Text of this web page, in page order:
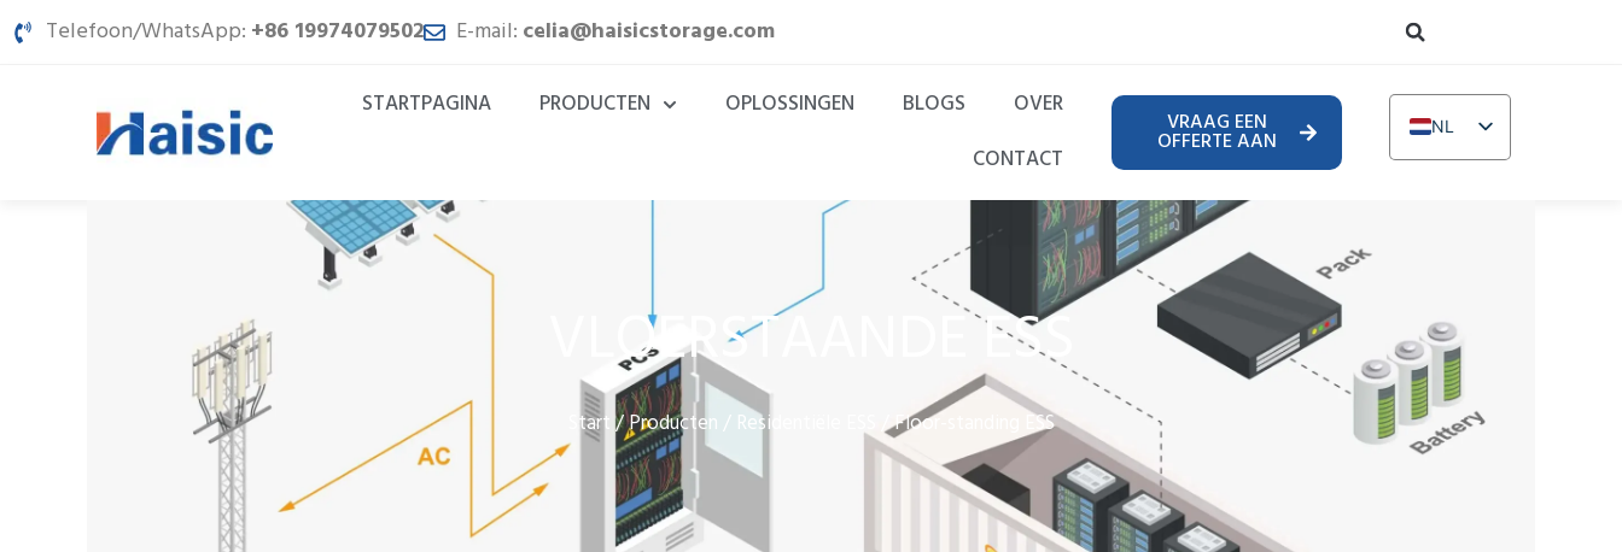
Spring
naar
Telefoon/WhatsApp: +86 19974079502 E-mail: celia@haisicstorage.com
STARTPAGINA PRODUCTEN OPLOSSINGEN BLOGS
OVER
CONTACT
VRAAG EEN
OFFERTE AAN
NL
EN
FR
RU
AR
PL
VLOERSTAANDE ESS
Start /Producten/ Residentiële ESS / Floor-standing ESS